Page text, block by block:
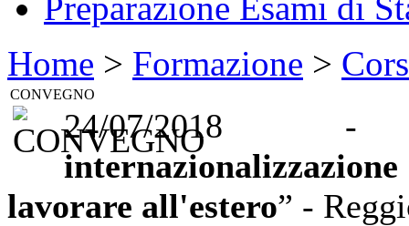
Home > Formazione >
CONVEGNO
24/07/2018
lavorare all'estero” -